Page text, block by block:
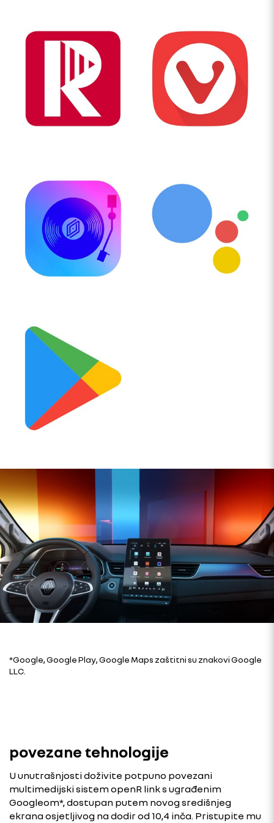
*Google, Google Play, Google Maps zaštitni su znakovi Google
LLC.
povezane tehnologije
U unutrašnjosti doživite potpuno povezani
multimedijski sistem openR link s ugrađenim
Googleom*, dostupan putem novog središnjeg
ekrana osjetljivog na dodir od 10,4 inča. Pristupite mu